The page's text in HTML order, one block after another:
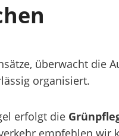
überwacht die
organisiert.
erfolgt die
empfehlen wir